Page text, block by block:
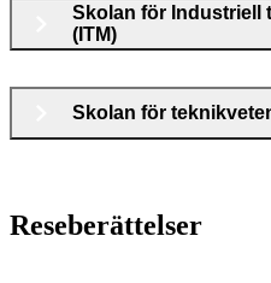
Skolan för Industriell
(ITM)
Skolan för
Reseberättelser